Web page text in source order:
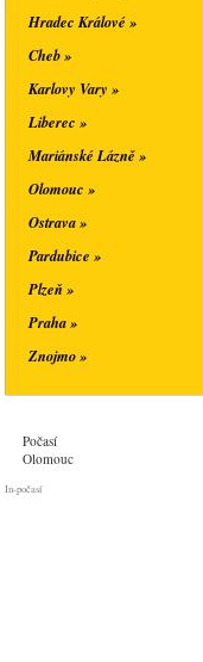
Hradec Králové »
Cheb »
Karlovy Vary »
Liberec »
Mariánské Lázně »
Olomouc »
Ostrava »
Pardubice »
Plzeň »
Praha »
Znojmo »
Počasí
Olomouc
In-počasí